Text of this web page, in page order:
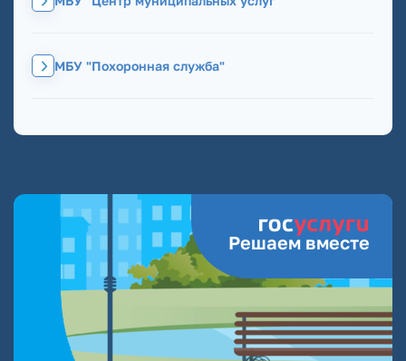
МБУ "Похоронная служба"
Решаем вместе